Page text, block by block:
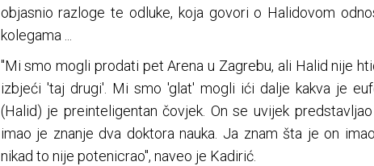
objasnio razloge te odluke, koja govori o Halidovom
kolegama ...
"Mi smo mogli prodati pet Arena u Zagrebu, ali Halid nije
izbjeći 'taj drugi'. Mi smo 'glat' mogli ići dalje kakva je
(Halid) je preinteligentan čovjek. On se uvijek
imao je znanje dva doktora nauka. Ja znam šta je on
nikad to nije potenicrao", naveo je Kadirić.